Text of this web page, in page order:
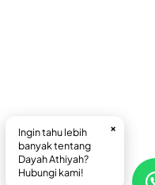
Ingin tahu lebih
banyak tentang
Dayah Athiyah?
Hubungi kami!
×